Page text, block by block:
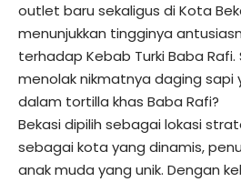
outlet baru sekaligus di Kota
menunjukkan tingginya
terhadap Kebab Turki Baba
menolak nikmatnya daging sapi
dalam tortilla khas Baba Rafi?
Bekasi dipilih sebagai lokasi
sebagai kota yang dinamis,
anak muda yang unik. Dengan